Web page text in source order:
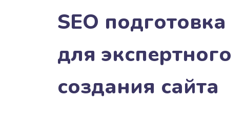
SEO подготовка
для экспертного
создания сайта